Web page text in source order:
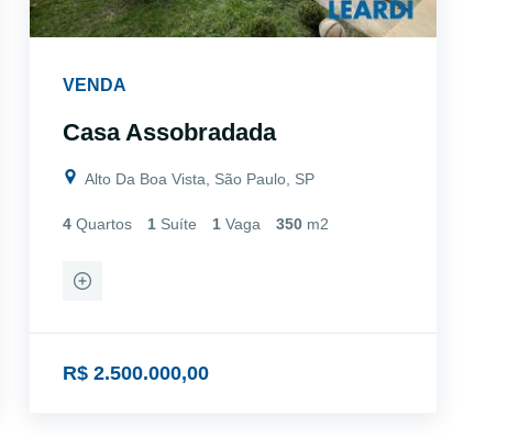
VENDA
Casa Assobradada
Alto Da Boa Vista, São Paulo, SP
4 Quartos 1 Suíte 1 Vaga 350 m2
R$ 2.500.000,00